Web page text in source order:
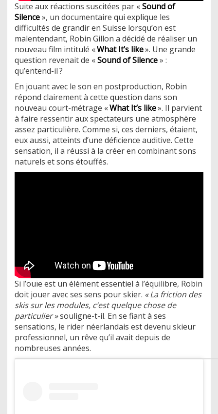
Suite aux réactions suscitées par «Sound of
Silence», un documentaire qui explique les
difficultés de grandir en Suisse lorsqu’on est
malentendant, Robin Gillon a décidé de réaliser un
nouveau film intitulé «What It’s like». Une grande
question revenait de «Sound of Silence» :
qu’entend-il ?
En jouant avec le son en postproduction, Robin
répond clairement à cette question dans son
nouveau court-métrage «What It’s like». Il parvient
à faire ressentir aux spectateurs une atmosphère
assez particulière. Comme si, ces derniers, étaient,
eux aussi, atteints d’une déficience auditive. Cette
sensation, il a réussi à la créer en combinant sons
naturels et sons étouffés.
Si l’ouïe est un élément essentiel à l’équilibre, Robin
doit jouer avec ses sens pour skier. « La friction des
skis sur les modules, c’est quelque chose de
particulier »souligne-t-il. En se fiant à ses
sensations, le rider néerlandais est devenu skieur
professionnel, un rêve qu’il avait depuis de
nombreuses années.